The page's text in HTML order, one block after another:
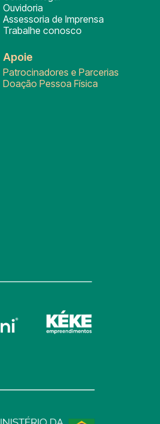
Ouvidoria
Assessoria de Imprensa
Trabalhe conosco
Apoie
Patrocinadores e Parcerias
Doação Pessoa Física